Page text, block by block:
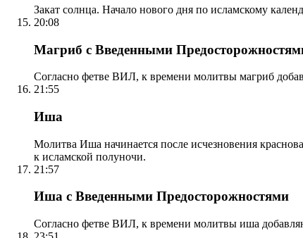
Закат солнца. Начало нового дня по исламскому
20:08
Магриб с Введенными
Согласно фетве ВИЛ, к времени молитвы магриб
21:55
Иша
Молитва Иша начинается после исчезновения
к исламской полуночи.
21:57
Иша с Введенными Предосторожностями
Согласно фетве ВИЛ, к времени молитвы иша